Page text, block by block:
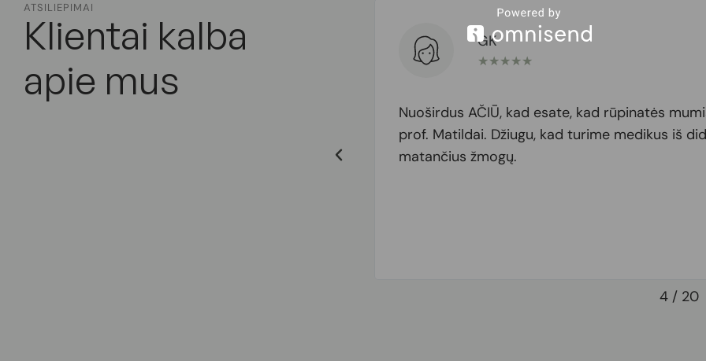
ATSILIEPIMAI
Klientai kalba
apie mus
GK
★★★★★
Nuoširdus AČIŪ, kad esate, kad rūpinatės
prof. Matildai. Džiugu, kad turime medikus iš
matančius žmogų.
4 / 20